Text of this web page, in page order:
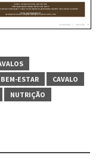
BEM-ESTAR
CAVALO
NUTRIÇÃO